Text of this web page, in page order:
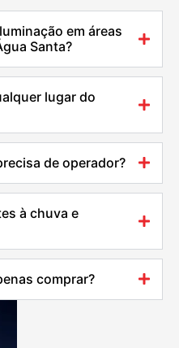
em áreas
Santa?
lugar do
de operador?
à chuva e
comprar?